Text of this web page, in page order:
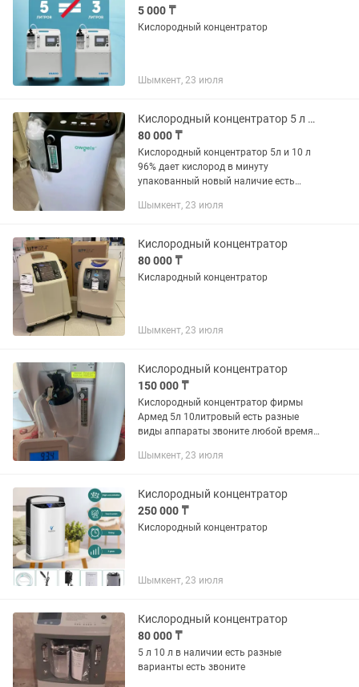
5 000 ₸
Кислородный концентратор
Шымкент, 23 июля
Кислородный концентратор 5 л производства Германия наличие есть звоните
80 000 ₸
Кислородный концентратор 5л и 10 л
96% дает кислород в минуту
упакованный новый наличие есть
Шымкент, 23 июля
Кислородный концентратор
80 000 ₸
Кислародный концентратор
Шымкент, 23 июля
Кислородный концентратор
150 000 ₸
Кислородный концентратор фирмы
Армед 5л 10литровый есть разные
виды аппараты звоните любой время
Шымкент, 23 июля
Кислородный концентратор
250 000 ₸
Кислородный концентратор
Шымкент, 23 июля
Кислородный концентратор
80 000 ₸
5 л 10 л в наличии есть разные
варианты есть звоните